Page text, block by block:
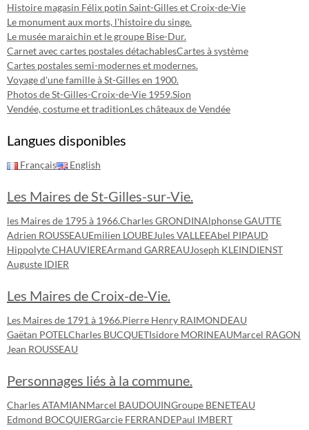
Histoire magasin Félix potin Saint-Gilles et Croix-de-Vie
Le monument aux morts, l'histoire du singe.
Le musée maraichin et le groupe Bise-Dur.
Carnet avec cartes postales détachablesCartes à système
Cartes postales semi-modernes et modernes.
Voyage d'une famille à St-Gilles en 1900.
Photos de St-Gilles-Croix-de-Vie 1959.Sion
Vendée, costume et traditionLes châteaux de Vendée
Langues disponibles
Français English
Les Maires de St-Gilles-sur-Vie.
les Maires de 1795 à 1966.Charles GRONDINAlphonse GAUTTE
Adrien ROUSSEAUEmilien LOUBEJules VALLEEAbel PIPAUD
Hippolyte CHAUVIEREArmand GARREAUJoseph KLEINDIENST
Auguste IDIER
Les Maires de Croix-de-Vie.
Les Maires de 1791 à 1966.Pierre Henry RAIMONDEAU
Gaëtan POTEL Charles BUCQUETIsidore MORINEAUMarcel RAGON
Jean ROUSSEAU
Personnages liés à la commune.
Charles ATAMIANMarcel BAUDOUINGroupe BENETEAU
Edmond BOCQUIERGarcie FERRANDEPaul IMBERT